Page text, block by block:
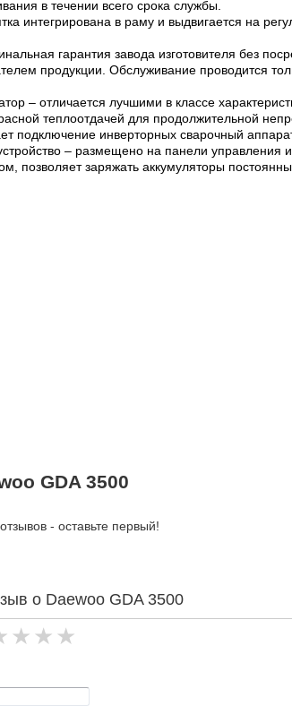
в течении всего срока службы.
интегрирована в раму и выдвигается на
гарантия завода изготовителя без
продукции. Обслуживание проводится
– отличается лучшими в классе
теплоотдачей для продолжительной
подключение инверторных сварочный
– размещено на панели
позволяет заряжать аккумуляторы
GDA 3500
- оставьте первый!
о Daewoo GDA 3500